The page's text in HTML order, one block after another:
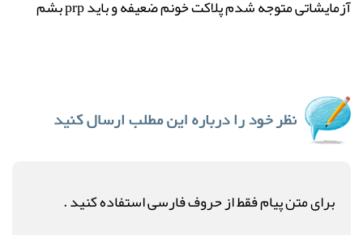
آزمایشاتی متوجه شدم پلاکت خونم ضعیفه و باید prp بشم
برای متن پیام فقط از حروف فارسی استفاده کنید .